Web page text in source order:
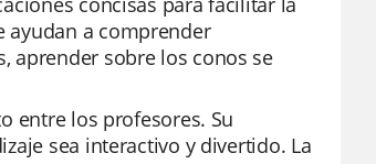
ayudan a comprender
aprender sobre los conos se
entre los profesores. Su
sea interactivo y divertido. La